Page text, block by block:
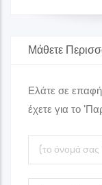
Μάθετε
Ελάτε σε επαφή
έχετε για το
Το
όνομά
σας